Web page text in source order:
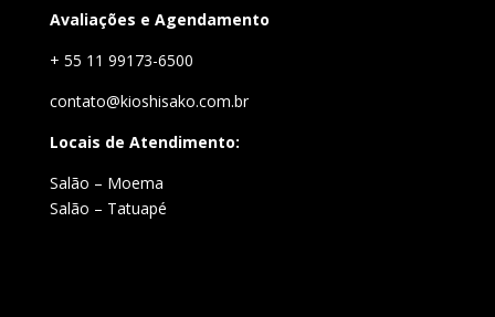
Avaliações e Agendamento
+ 55 11 99173-6500
contato@kioshisako.com.br
Locais de Atendimento:
Salão – Moema
Salão – Tatuapé